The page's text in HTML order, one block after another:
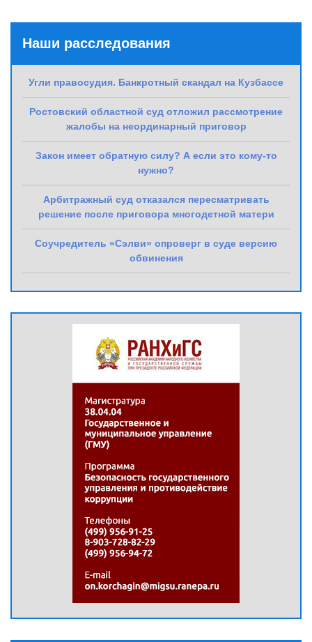
Наши расследования
Угли правосудия. Банкротный скандал на Кузбассе
Ростовский областной суд отложил рассмотрение
жалобы на неординарный приговор
Закон имеет обратную силу? А если это кому-то
нужно?
Арбитражный суд отказался пересматривать
решение после приговора многодетной матери
Соучредитель «Сэлви» опроверг в суде версию
обвинения